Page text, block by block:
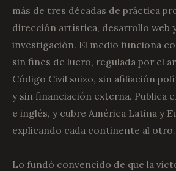
más de tres décadas de práctica
dirección artística, desarrollo web
investigación. El medio funciona
sin fines de lucro, regulada por el
Código Civil suizo, sin afiliación
y sin financiación externa. Publica
e inglés, y cubre América Latina y
explicando cada continente al otro.
Lo fundó convencido de que la